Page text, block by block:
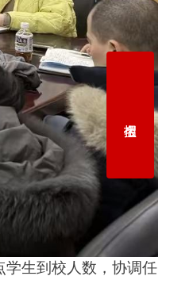
学生到校人数，协调任